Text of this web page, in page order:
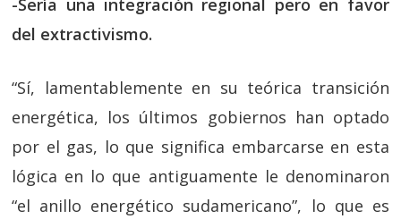
-Sería una integración regional pero en favor
del extractivismo.
“Sí, lamentablemente en su teórica transición
energética, los últimos gobiernos han optado
por el gas, lo que significa embarcarse en esta
lógica en lo que antiguamente le denominaron
“el anillo energético sudamericano”, lo que es